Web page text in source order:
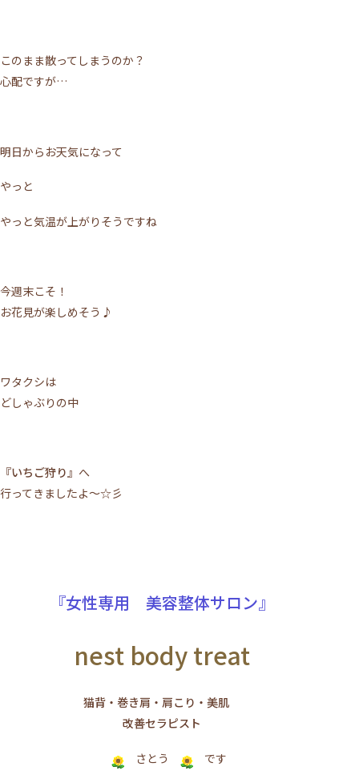
このまま散ってしまうのか？
心配ですが…
明日からお天気になって
やっと
やっと気温が上がりそうですね
今週末こそ！
お花見が楽しめそう♪
ワタクシは
どしゃぶりの中
『いちご狩り』 へ
行ってきましたよ～☆彡
『女性専用 美容整体サロン』
nest body treat
猫背・巻き肩・肩こり・美肌
改善セラピスト
さとう です